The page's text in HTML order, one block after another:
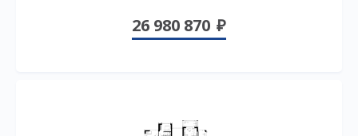
26 980 870